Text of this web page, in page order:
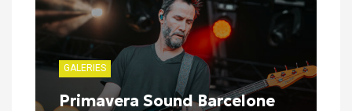
GALERIES
Primavera Sound Barcelone